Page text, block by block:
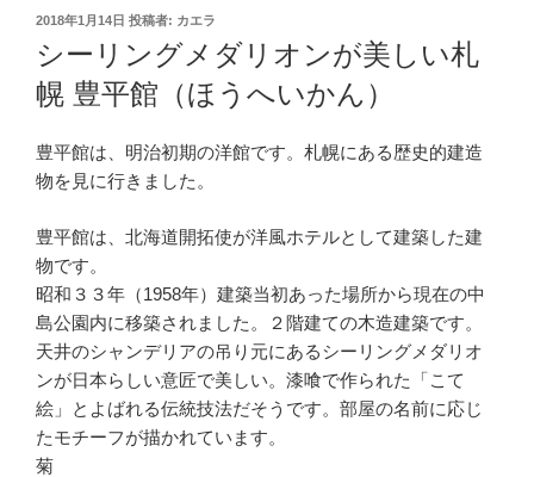
投
日:
2018年1月14日 投稿者: カエラ
シーリングメダリオンが美しい札
幌 豊平館（ほうへいかん）
豊平館は、明治初期の洋館です。札幌にある歴史的建造
物を見に行きました。
豊平館は、北海道開拓使が洋風ホテルとして建築した建
物です。
昭和３３年（1958年）建築当初あった場所から現在の中
島公園内に移築されました。２階建ての木造建築です。
天井のシャンデリアの吊り元にあるシーリングメダリオ
ンが日本らしい意匠で美しい。漆喰で作られた「こて
絵」とよばれる伝統技法だそうです。部屋の名前に応じ
たモチーフが描かれています。
菊